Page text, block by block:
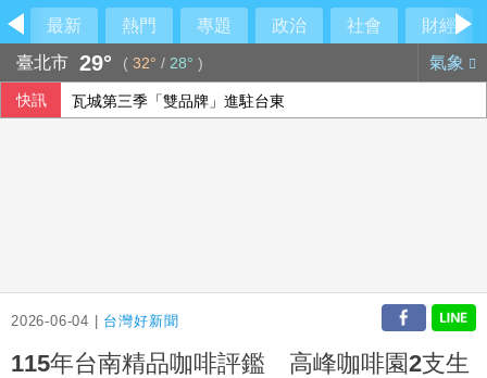
最新 熱門 專題 政治 社會
財經
臺北市 29° ( 32° / 28° ) 氣象
快訊 瓦城第三季「雙品牌」進駐台東
2026-06-04 | 台灣好新聞
115年台南精品咖啡評鑑 高峰咖啡園2支生